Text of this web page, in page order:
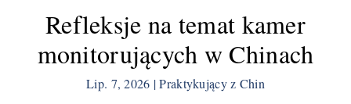
Refleksje na temat kamer
monitorujących w Chinach
Lip. 7, 2026 | Praktykujący z Chin